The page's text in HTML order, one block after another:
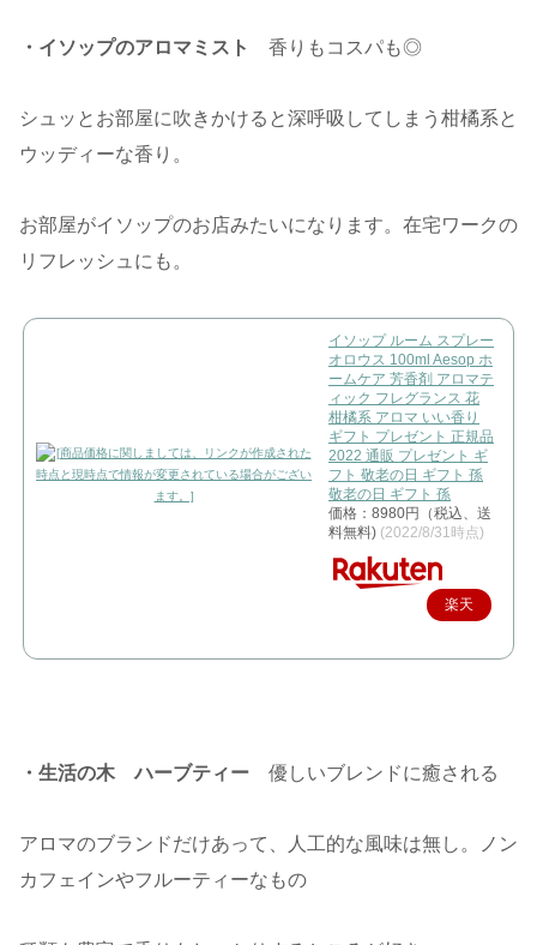
・イソップのアロマミスト 香りもコスパも◎
シュッとお部屋に吹きかけると深呼吸してしまう柑橘系と
ウッディーな香り。
お部屋がイソップのお店みたいになります。在宅ワークの
リフレッシュにも。
イソップ ルーム スプレー
オロウス 100ml Aesop ホ
ームケア 芳香剤 アロマテ
ィック フレグランス 花
柑橘系 アロマ いい香り
ギフト プレゼント 正規品
2022 通販 プレゼント ギ
フト 敬老の日 ギフト 孫
敬老の日 ギフト 孫
価格：8980円（税込、送
料無料) (2022/8/31時点)
楽天
・生活の木 ハーブティー 優しいブレンドに癒される
アロマのブランドだけあって、人工的な風味は無し。ノン
カフェインやフルーティーなもの